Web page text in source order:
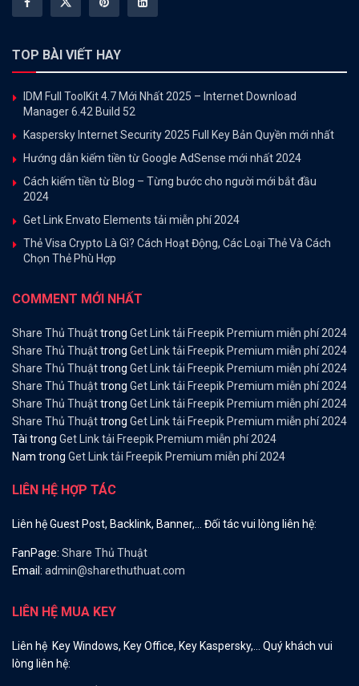
TOP BÀI VIẾT HAY
IDM Full ToolKit 4.7 Mới Nhất 2025 – Internet Download
Manager 6.42 Build 52
Kaspersky Internet Security 2025 Full Key Bản Quyền mới nhất
Hướng dẫn kiếm tiền từ Google AdSense mới nhất 2024
Cách kiếm tiền từ Blog – Từng bước cho người mới bắt đầu
2024
Get Link Envato Elements tải miễn phí 2024
Thẻ Visa Crypto Là Gì? Cách Hoạt Động, Các Loại Thẻ Và Cách
Chọn Thẻ Phù Hợp
COMMENT MỚI NHẤT
Share Thủ Thuậttrong Get Link tải Freepik Premium miễn phí 2024
Share Thủ Thuậttrong Get Link tải Freepik Premium miễn phí 2024
Share Thủ Thuậttrong Get Link tải Freepik Premium miễn phí 2024
Share Thủ Thuậttrong Get Link tải Freepik Premium miễn phí 2024
Share Thủ Thuậttrong Get Link tải Freepik Premium miễn phí 2024
Share Thủ Thuậttrong Get Link tải Freepik Premium miễn phí 2024
Tài trong Get Link tải Freepik Premium miễn phí 2024
Nam trong Get Link tải Freepik Premium miễn phí 2024
LIÊN HỆ HỢP TÁC
Liên hệ Guest Post, Backlink, Banner,… Đối tác vui lòng liên hệ:
FanPage: Share Thủ Thuật
Email: admin@sharethuthuat.com
LIÊN HỆ MUA KEY
Liên hệ Key Windows, Key Office, Key Kaspersky,… Quý khách vui
lòng liên hệ: